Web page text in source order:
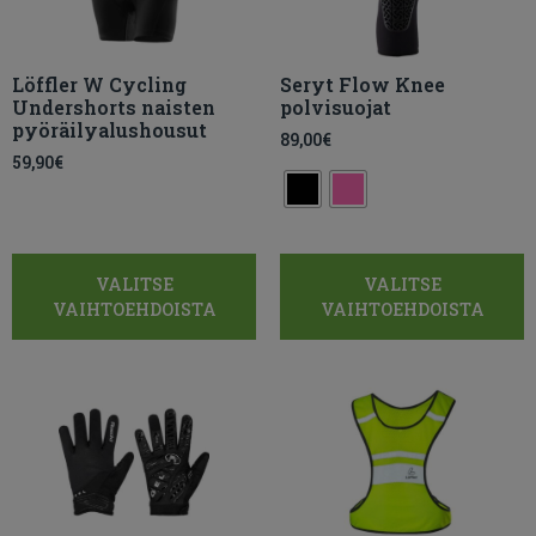
Löffler W Cycling
Undershorts naisten
pyöräilyalushousut
59,90€
VALITSE
VAIHTOEHDOISTA
Seryt Flow Knee
polvisuojat
89,00€
VALITSE
VAIHTOEHDOISTA